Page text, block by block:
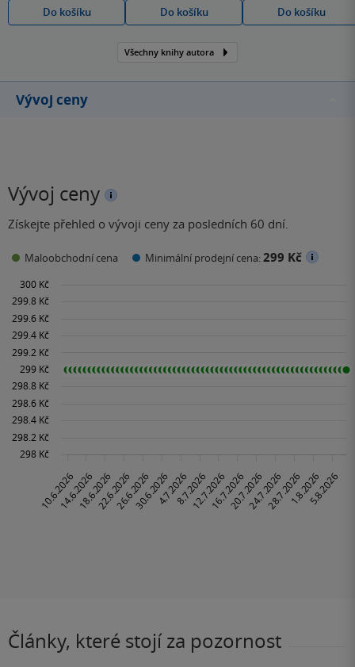
Do košíku Do košíku Do košíku
Všechny knihy autora
Vývoj ceny
Vývoj ceny
Získejte přehled o vývoji ceny za posledních 60 dní.
Maloobchodní cena Minimální prodejní cena:299 Kč
Články, které stojí za pozornost